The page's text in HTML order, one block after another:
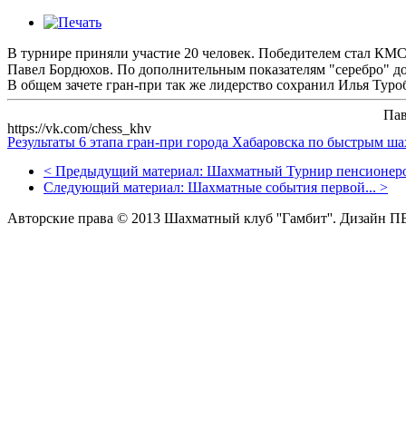
В турнире приняли участие 20 человек. Победителем стал
Павел Бордюхов. По дополнительным показателям "серебро"
В общем зачете гран-при так же лидерство сохранил Илья
https://vk.com/chess_khv
Результаты 6 этапа гран-при города Хабаровска по быстрым
< Предыдущий материал: Шахматный Турнир
Следующий материал: Шахматные события первой... >
Авторские права © 2013 Шахматный клуб ''Гамбит''. Дизайн